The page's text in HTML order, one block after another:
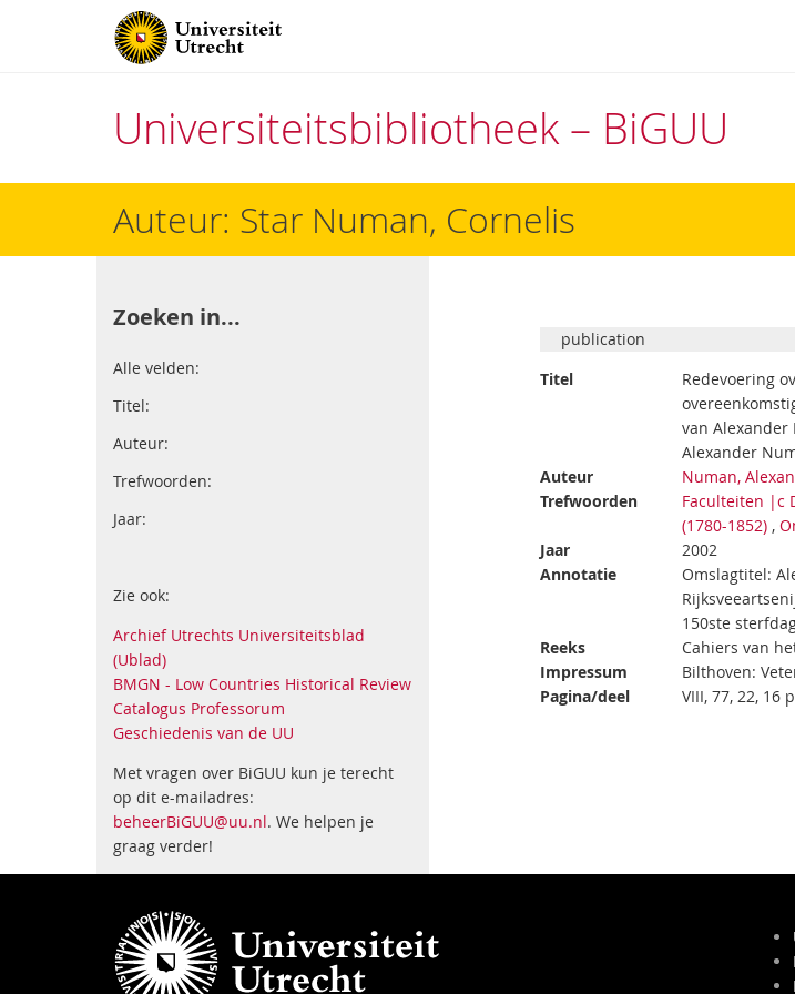
Universiteitsbibliotheek – BiGUU
Auteur: Star Numan, Cornelis
Zoeken in...
Alle velden:
Titel:
Auteur:
Trefwoorden:
Jaar:
Zie ook:
Archief Utrechts Universiteitsblad
(Ublad)
BMGN - Low Countries Historical Review
Catalogus Professorum
Geschiedenis van de UU
Met vragen over BiGUU kun je terecht
op dit e-mailadres:
beheerBiGUU@uu.nl. We helpen je
graag verder!
publication
Titel
Redevoering
van Alexander
Alexander
Auteur
Numan,
Trefwoorden
Faculteiten |c
(1780-1852) ,
Jaar
2002
Annotatie
Omslagtitel:
150ste
Reeks
Cahiers van
Impressum
Bilthoven:
Pagina/deel
VIII, 77, 22, 16